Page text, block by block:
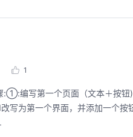
1
编写第一个页面（文本＋按
写为第一个界面，并添加一个